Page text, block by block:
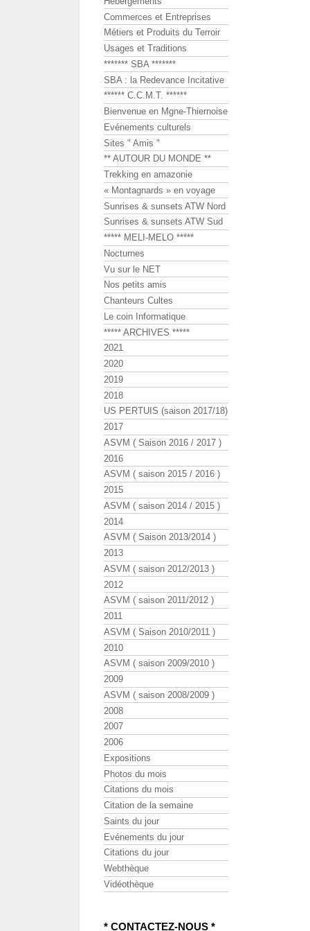
Commerces et Entreprises
Métiers et Produits du Terroir
Usages et Traditions
******* SBA *******
SBA : la Redevance Incitative
****** C.C.M.T. ******
Bienvenue en Mgne-Thiernoise
Evénements culturels
Sites " Amis "
** AUTOUR DU MONDE **
Trekking en amazonie
« Montagnards » en voyage
Sunrises & sunsets ATW Nord
Sunrises & sunsets ATW Sud
***** MELI-MELO *****
Nocturnes
Vu sur le NET
Nos petits amis
Chanteurs Cultes
Le coin Informatique
***** ARCHIVES *****
2021
2020
2019
2018
US PERTUIS (saison 2017/18)
2017
ASVM ( Saison 2016 / 2017 )
2016
ASVM ( saison 2015 / 2016 )
2015
ASVM ( saison 2014 / 2015 )
2014
ASVM ( Saison 2013/2014 )
2013
ASVM ( saison 2012/2013 )
2012
ASVM ( saison 2011/2012 )
2011
ASVM ( Saison 2010/2011 )
2010
ASVM ( saison 2009/2010 )
2009
ASVM ( saison 2008/2009 )
2008
2007
2006
Expositions
Photos du mois
Citations du mois
Citation de la semaine
Saints du jour
Evénements du jour
Citations du jour
Webthèque
Vidéothèque
* CONTACTEZ-NOUS *